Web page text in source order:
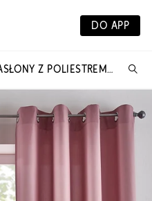
DO APP
ŁATWE W PIELĘGNACJI ZASŁONY Z POLIESTREM Z RECYKLINGU (2 SZT.)